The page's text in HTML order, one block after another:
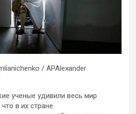
/ APAlexander
ученые удивили весь мир
в их стране